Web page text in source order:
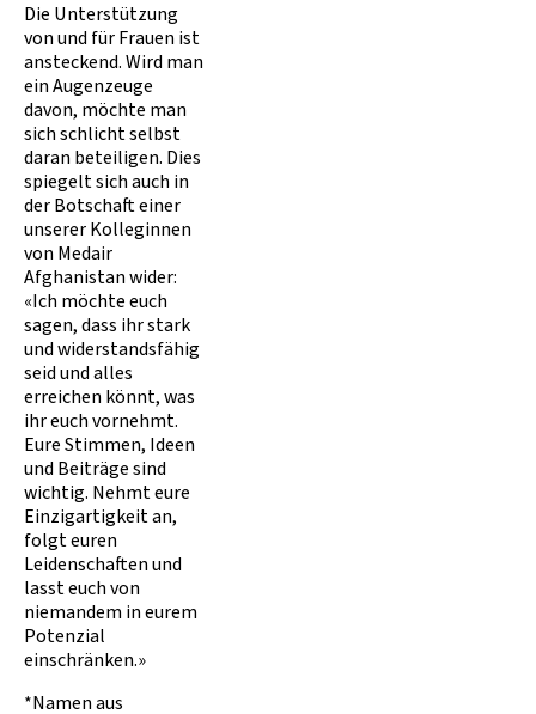
Die Unterstützung
von und für Frauen ist
ansteckend. Wird man
ein Augenzeuge
davon, möchte man
sich schlicht selbst
daran beteiligen. Dies
spiegelt sich auch in
der Botschaft einer
unserer Kolleginnen
von Medair
Afghanistan wider:
«Ich möchte euch
sagen, dass ihr stark
und widerstandsfähig
seid und alles
erreichen könnt, was
ihr euch vornehmt.
Eure Stimmen, Ideen
und Beiträge sind
wichtig. Nehmt eure
Einzigartigkeit an,
folgt euren
Leidenschaften und
lasst euch von
niemandem in eurem
Potenzial
einschränken.»
*Namen aus